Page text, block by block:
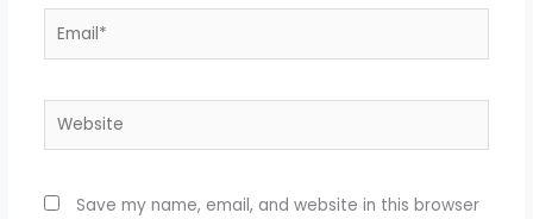
Email*
Website
Save my name, email, and website in this browser